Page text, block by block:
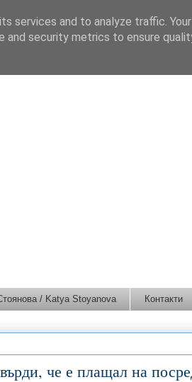
/ Katya Stoyanova Контакти
че е плащал на
services and to analyze traffic.
and security metrics to ensure